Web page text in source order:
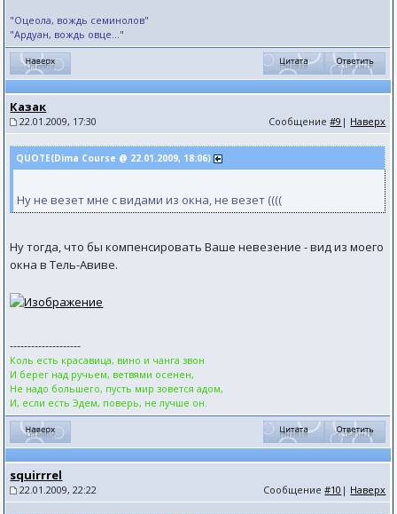
"Оцеола, вождь семинолов"
"Ардуан, вождь овце..."
Казак
22.01.2009, 17:30 Сообщение#9 | Наверх
QUOTE(Dima Course @ 22.01.2009, 18:06)
Ну не везет мне с видами из окна, не везет ((((
Ну тогда, что бы компенсировать Ваше невезение - вид из моего
окна в Тель-Авиве.
--------------------
Коль есть красавица, вино и чанга звон
И берег над ручьем, ветвями осенен,
Не надо большего, пусть мир зовется адом,
И, если есть Эдем, поверь, не лучше он.
squirrrel
22.01.2009, 22:22 Сообщение#10 | Наверх